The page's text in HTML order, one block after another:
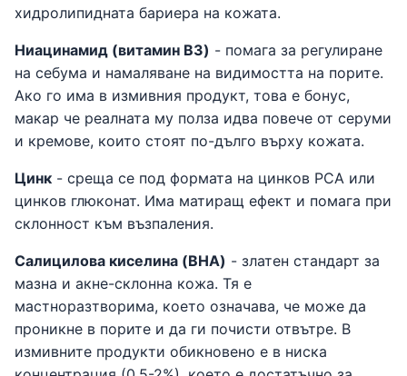
хидролипидната бариера на кожата.
Ниацинамид (витамин B3) - помага за регулиране
на себума и намаляване на видимостта на порите.
Ако го има в измивния продукт, това е бонус,
макар че реалната му полза идва повече от серуми
и кремове, които стоят по-дълго върху кожата.
Цинк - среща се под формата на цинков PCA или
цинков глюконат. Има матиращ ефект и помага при
склонност към възпаления.
Салицилова киселина (BHA) - златен стандарт за
мазна и акне-склонна кожа. Тя е
мастноразтворима, което означава, че може да
проникне в порите и да ги почисти отвътре. В
измивните продукти обикновено е в ниска